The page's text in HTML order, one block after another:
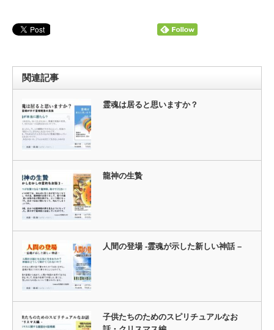
関連記事
霊魂は居ると思いますか？
龍神の生贄
人間の登場 -霊魂が示した新しい神話 –
子供たちのためのスピリチュアルなお